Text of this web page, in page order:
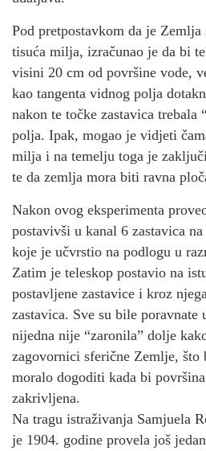
Pod pretpostavkom da je
tisuća milja, izračunao je da bi
visini 20 cm od površine vode,
kao tangenta vidnog polja
nakon te točke zastavica trebala
polja. Ipak, mogao je vidjeti
milja i na temelju toga je
te da zemlja mora biti ravna
Nakon ovog eksperimenta
postavivši u kanal 6 zastavica
koje je učvrstio na podlogu u
Zatim je teleskop postavio na
postavljene zastavice i kroz
zastavica. Sve su bile poravnate
nijedna nije “zaronila” dolje
zagovornici sferične Zemlje, što
moralo dogoditi kada bi
zakrivljena.
Na tragu istraživanja Samjuela
je 1904. godine provela još